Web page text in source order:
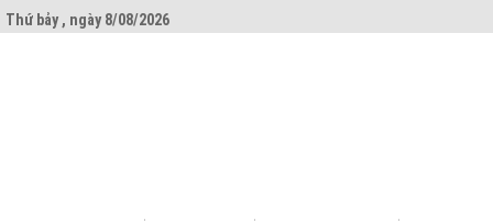
Thứ bảy , ngày 8/08/2026